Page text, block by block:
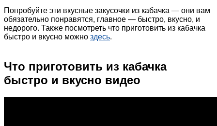
Попробуйте эти вкусные закусочки из кабачка — они вам
обязательно понравятся, главное — быстро, вкусно, и
недорого. Также посмотреть что приготовить из кабачка
быстро и вкусно можно здесь.
Что приготовить из кабачка
быстро и вкусно видео